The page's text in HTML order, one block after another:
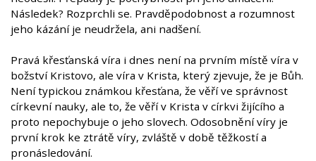
Následek? Rozprchli se. Pravděpodobnost a rozumnost
jeho kázání je neudržela, ani nadšení.
Pravá křesťanská víra i dnes není na prvním místě víra v
božství Kristovo, ale víra v Krista, který zjevuje, že je Bůh.
Není typickou známkou křesťana, že věří ve správnost
církevní nauky, ale to, že věří v Krista v církvi žijícího a
proto nepochybuje o jeho slovech. Odosobnění víry je
první krok ke ztrátě víry, zvláště v době těžkostí a
pronásledování.